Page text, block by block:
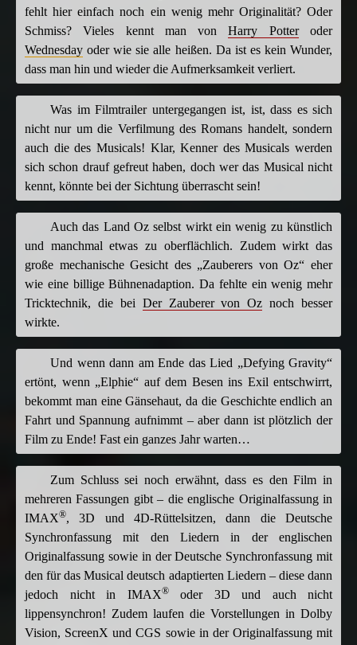
fehlt hier einfach noch ein wenig mehr Originalität? Oder
Schmiss? Vieles kennt man vonHarry Potteroder
Wednesday oder wie sie alle heißen. Da ist es kein Wunder,
dass man hin und wieder die Aufmerksamkeit verliert.
Was im Filmtrailer untergegangen ist, ist, dass es sich
nicht nur um die Verfilmung des Romans handelt, sondern
auch die des Musicals! Klar, Kenner des Musicals werden
sich schon drauf gefreut haben, doch wer das Musical nicht
kennt, könnte bei der Sichtung überrascht sein!
Auch das Land Oz selbst wirkt ein wenig zu künstlich
und manchmal etwas zu oberflächlich. Zudem wirkt das
große mechanische Gesicht des „Zauberers von Oz“ eher
wie eine billige Bühnenadaption. Da fehlte ein wenig mehr
Tricktechnik, die bei Der Zauberer von Oz noch besser
wirkte.
Und wenn dann am Ende das Lied „Defying Gravity“
ertönt, wenn „Elphie“ auf dem Besen ins Exil entschwirrt,
bekommt man eine Gänsehaut, da die Geschichte endlich an
Fahrt und Spannung aufnimmt – aber dann ist plötzlich der
Film zu Ende! Fast ein ganzes Jahr warten…
Zum Schluss sei noch erwähnt, dass es den Film in
mehreren Fassungen gibt – die englische Originalfassung in
IMAX®, 3D und 4D-Rüttelsitzen, dann die Deutsche
Synchronfassung mit den Liedern in der englischen
Originalfassung sowie in der Deutsche Synchronfassung mit
den für das Musical deutsch adaptierten Liedern – diese dann
jedoch nicht in IMAX®oder 3D und auch nicht
lippensynchron! Zudem laufen die Vorstellungen in Dolby
Vision, ScreenX und CGS sowie in der Originalfassung mit